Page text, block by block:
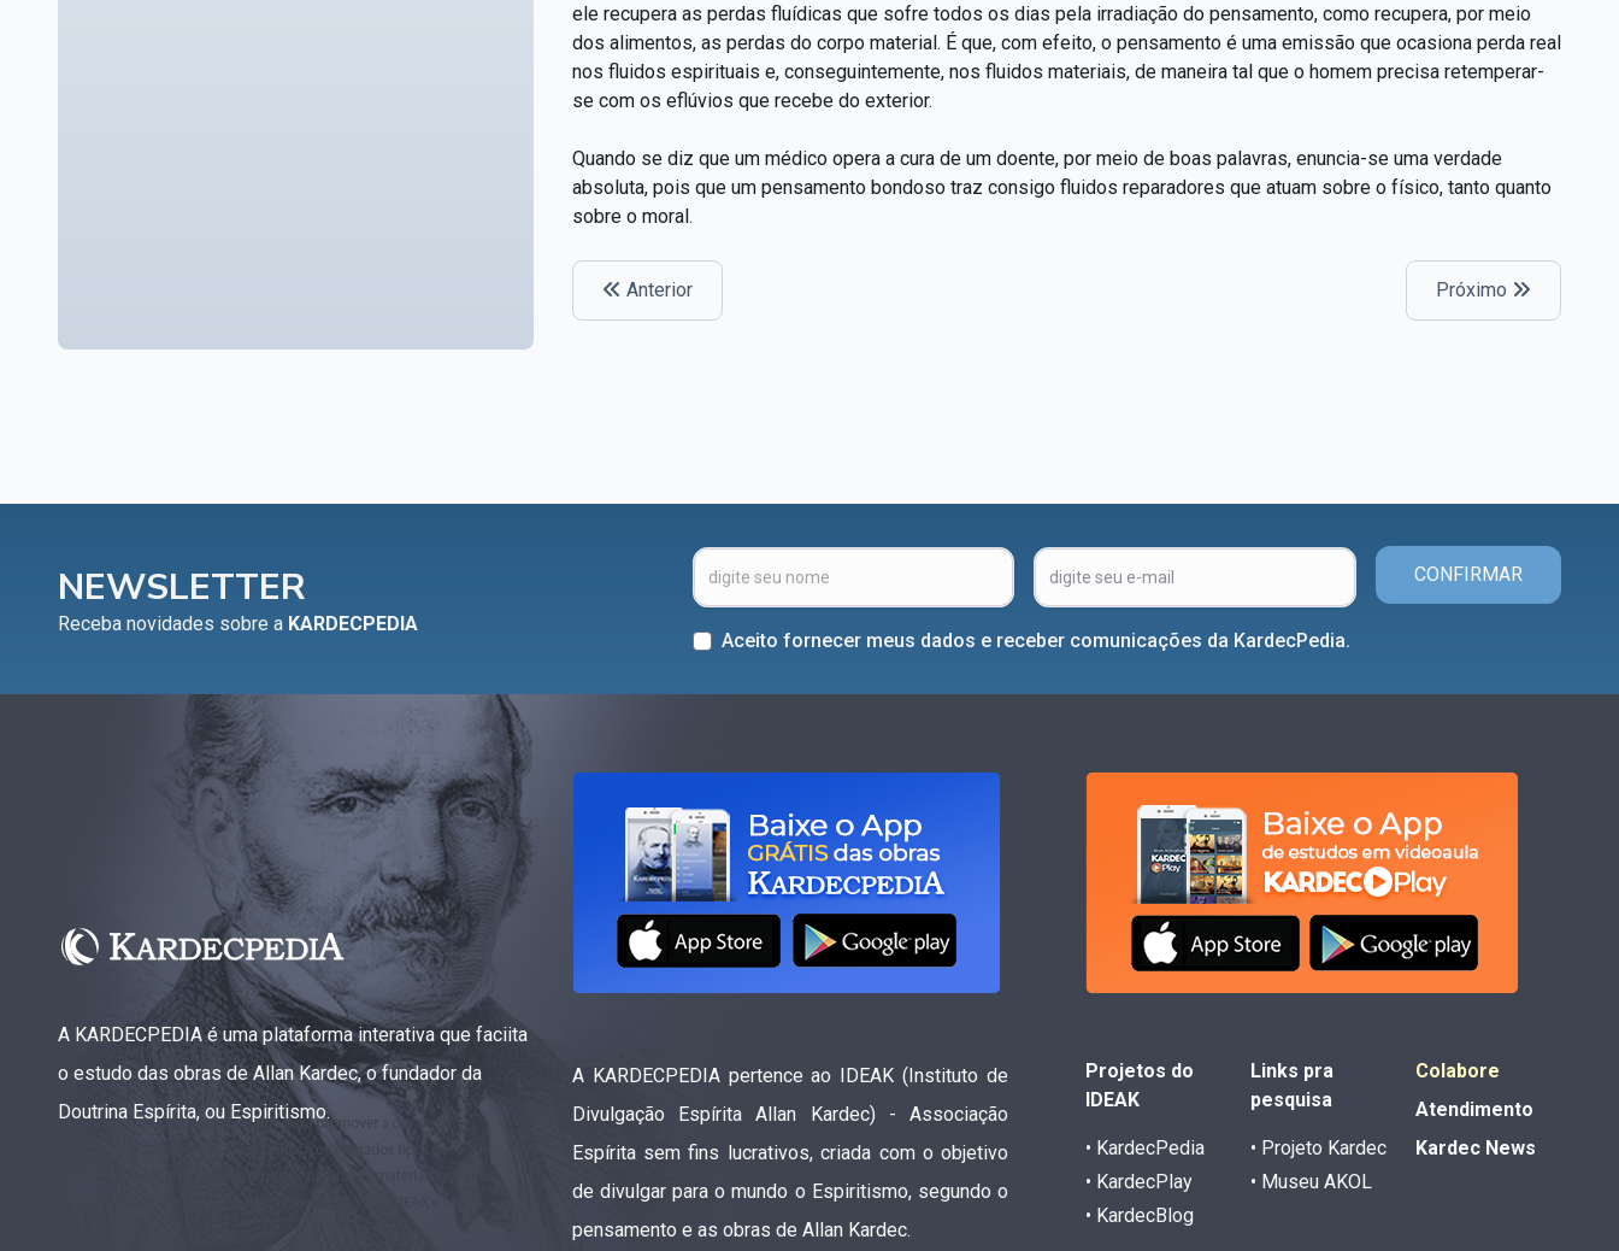
ele recupera as perdas fluídicas que sofre todos os dias pela irradiação do pensamento, como recupera, por meio
dos alimentos, as perdas do corpo material. É que, com efeito, o pensamento é uma emissão que ocasiona perda real
nos fluidos espirituais e, conseguintemente, nos fluidos materiais, de maneira tal que o homem precisa retemperar-
se com os eflúvios que recebe do exterior.
Quando se diz que um médico opera a cura de um doente, por meio de boas palavras, enuncia-se uma verdade
absoluta, pois que um pensamento bondoso traz consigo fluidos reparadores que atuam sobre o físico, tanto quanto
sobre o moral.
Anterior Próximo
NEWSLETTER
Receba novidades sobre a KARDECPEDIA
CONFIRMAR
Aceito fornecer meus dados e receber comunicações da KardecPedia.
A KARDECPEDIA é uma plataforma interativa que faciita
o estudo das obras de Allan Kardec, o fundador da
Doutrina Espírita, ou Espiritismo.
A KARDECPEDIA pertence ao IDEAK (Instituto de
Divulgação Espírita Allan Kardec) - Associação
Espírita sem fins lucrativos, criada com o objetivo
de divulgar para o mundo o Espiritismo, segundo o
pensamento e as obras de Allan Kardec.
Projetos do
IDEAK
• KardecPedia
• KardecPlay
• KardecBlog
Links pra
pesquisa
• Projeto Kardec
• Museu AKOL
Colabore
Atendimento
Kardec News